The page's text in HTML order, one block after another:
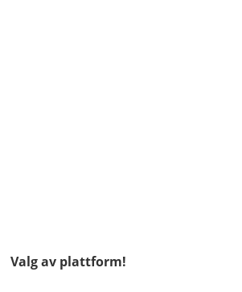
Valg av plattform!